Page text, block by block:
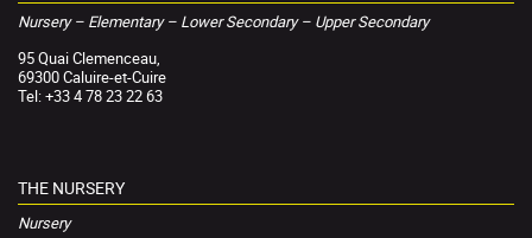
Nursery – Elementary – Lower Secondary – Upper Secondary
95 Quai Clemenceau,
69300 Caluire-et-Cuire
Tel: +33 4 78 23 22 63
THE NURSERY
Nursery